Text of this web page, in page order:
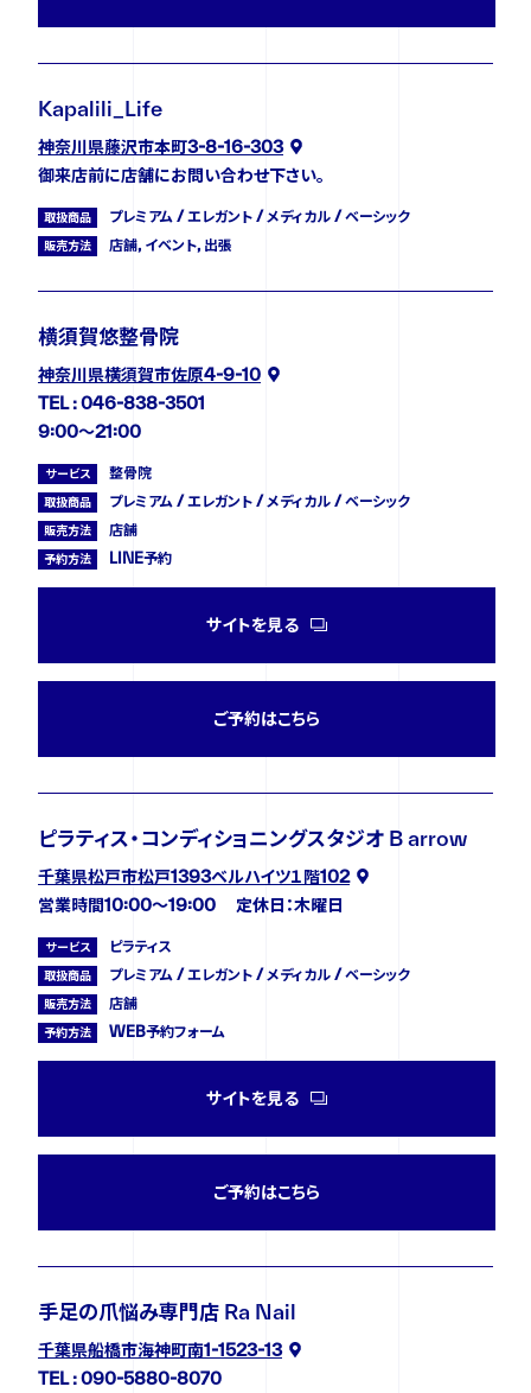
Kapalili_Life
神奈川県藤沢市本町3-8-16-303
御来店前に店舗にお問い合わせ下さい。
取扱商品 プレミアム / エレガント / メディカル / ベーシック
販売方法 店舗, イベント, 出張
横須賀悠整骨院
神奈川県横須賀市佐原4-9-10
TEL : 046-838-3501
9:00〜21:00
サービス 整骨院
取扱商品 プレミアム / エレガント / メディカル / ベーシック
販売方法 店舗
予約方法 LINE予約
サイトを見る
ご予約はこちら
ピラティス・コンディショニングスタジオ B arrow
千葉県松戸市松戸1393ベルハイツ１階102
営業時間10:00〜19:00 定休日：木曜日
サービス ピラティス
取扱商品 プレミアム / エレガント / メディカル / ベーシック
販売方法 店舗
予約方法 WEB予約フォーム
サイトを見る
ご予約はこちら
手足の爪悩み専門店 Ra Nail
千葉県船橋市海神町南1-1523-13
TEL : 090-5880-8070